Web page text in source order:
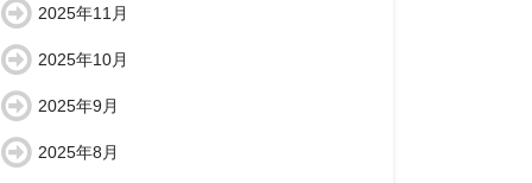
2025年11月
2025年10月
2025年9月
2025年8月